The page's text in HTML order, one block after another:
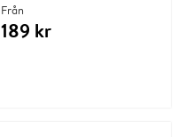
Från
189 kr